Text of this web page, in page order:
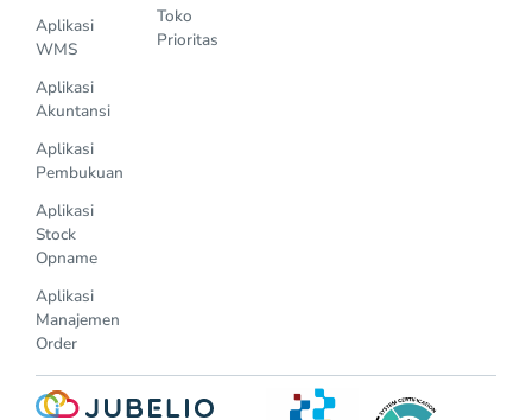
Aplikasi
WMS
Aplikasi
Akuntansi
Aplikasi
Pembukuan
Aplikasi
Stock
Opname
Aplikasi
Manajemen
Order
Toko
Prioritas